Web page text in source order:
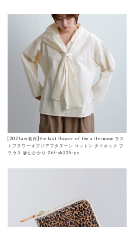
[2026aw新作]the last flower of the afternoon ラス
トフラワーオブジアフタヌーン コットン タイネック ブ
ラウス 滲むひかり 26f-sh035-po